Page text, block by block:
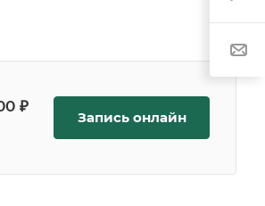
₽
Запись онлайн